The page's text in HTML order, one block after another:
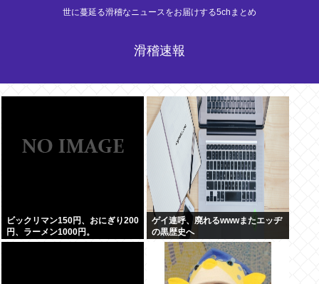
世に蔓延る滑稽なニュースをお届けする5chまとめ
滑稽速報
ビックリマン150円、おにぎり200
円、ラーメン1000円。
ゲイ連呼、廃れるwwwまたエッヂ
の黒歴史へ